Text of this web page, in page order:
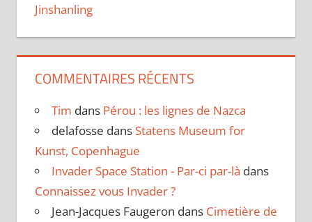
Jinshanling
COMMENTAIRES RÉCENTS
Tim dans Pérou : les lignes de Nazca
delafosse dans Statens Museum for
Kunst, Copenhague
Invader Space Station - Par-ci par-là dans
Connaissez vous Invader ?
Jean-Jacques Faugeron dans Cimetière de